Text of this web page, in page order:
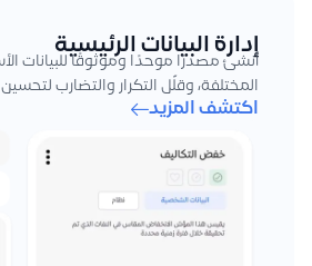
إدارة البيانات الرئيسية
أنشئ مصدرًا موحدًا وموثوقًا للبيانات
المختلفة، وقلّل التكرار والتضارب
اكتشف المزيد